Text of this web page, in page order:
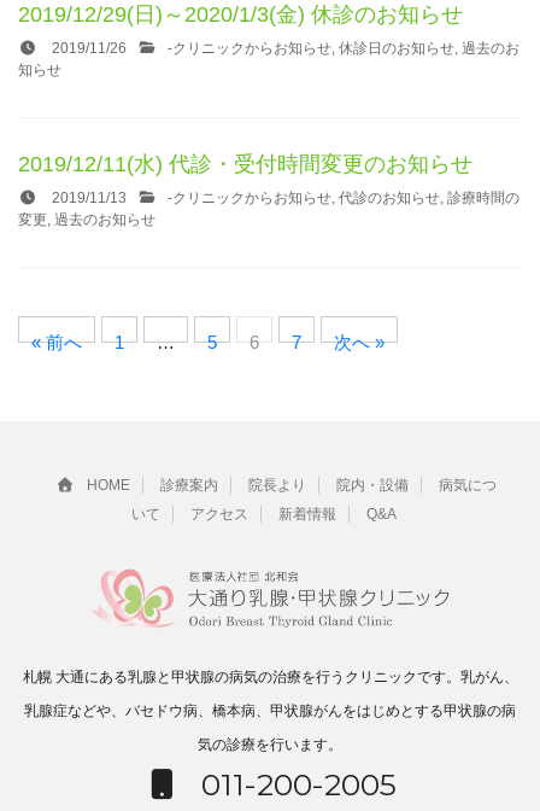
2019/12/29(日)～2020/1/3(金) 休診のお知らせ
2019/11/26 -クリニックからお知らせ, 休診日のお知らせ, 過去のお
知らせ
2019/12/11(水) 代診・受付時間変更のお知らせ
2019/11/13 -クリニックからお知らせ, 代診のお知らせ, 診療時間の
変更, 過去のお知らせ
« 前へ 1 … 5 6 7 次へ »
HOME 診療案内 院長より 院内・設備
病気につ
いて
アクセス 新着情報 Q&A
札幌 大通にある乳腺と甲状腺の病気の治療を行うクリニックです。乳がん、
乳腺症などや、バセドウ病、橋本病、甲状腺がんをはじめとする甲状腺の病
気の診療を行います。
011-200-2005